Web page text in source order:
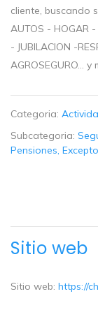
cliente, buscando
AUTOS - HOGAR -
- JUBILACION -
AGROSEGURO... y
Categoria:
Subcategoria:
Pensiones,
Sitio web
Sitio web: https://